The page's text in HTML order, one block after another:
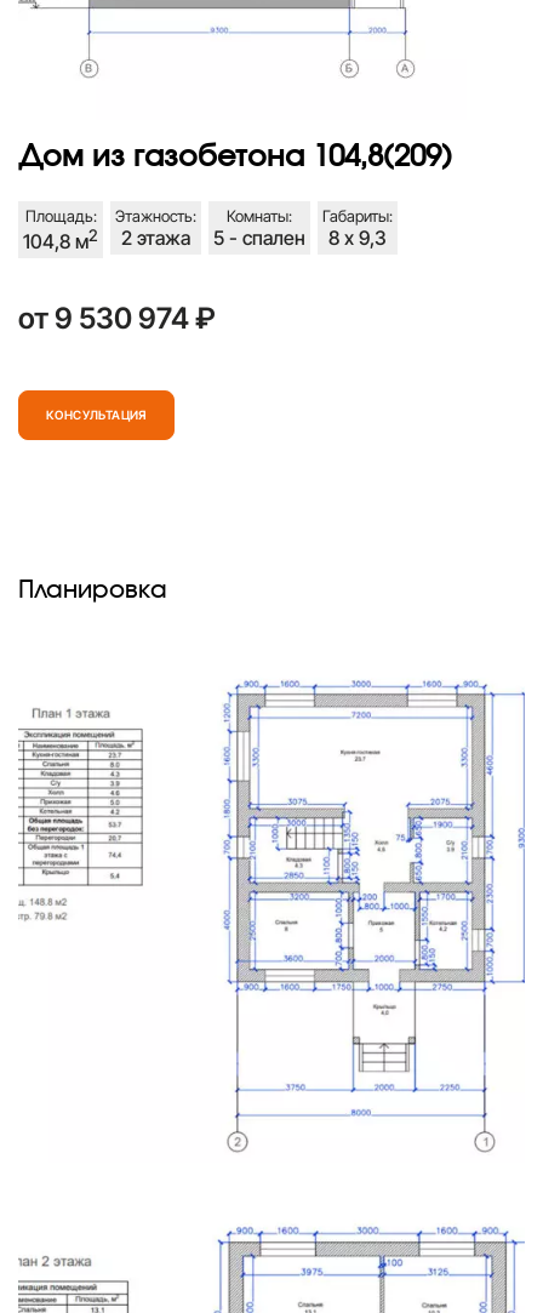
Дом из газобетона 104,8(209)
Площадь:
104,8 м2
Этажность:
2 этажа
Комнаты:
5 - спален
Габариты:
8 х 9,3
от 9 530 974 ₽
КОНСУЛЬТАЦИЯ
Планировка